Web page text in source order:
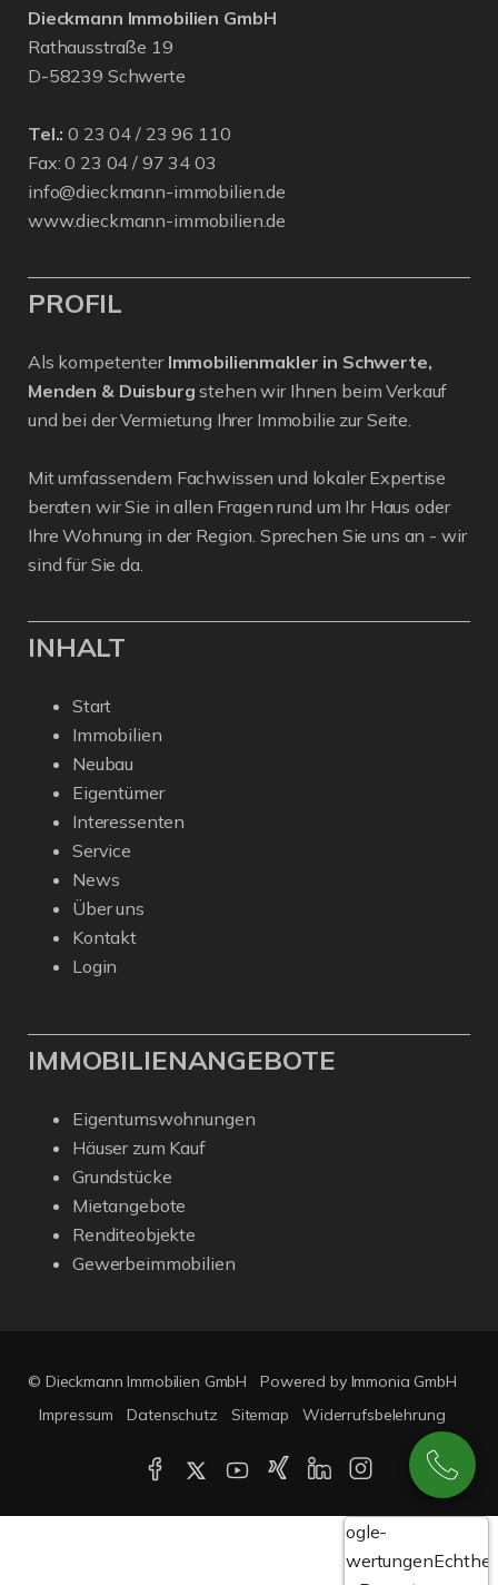
Dieckmann Immobilien GmbH
Rathausstraße 19
D-58239 Schwerte
Tel.: 0 23 04 / 23 96 110
Fax: 0 23 04 / 97 34 03
info@dieckmann-immobilien.de
www.dieckmann-immobilien.de
PROFIL
Als kompetenter Immobilienmakler in Schwerte,
Menden & Duisburg stehen wir Ihnen beim Verkauf
und bei der Vermietung Ihrer Immobilie zur Seite.
Mit umfassendem Fachwissen und lokaler Expertise
beraten wir Sie in allen Fragen rund um Ihr Haus oder
Ihre Wohnung in der Region. Sprechen Sie uns an - wir
sind für Sie da.
INHALT
Start
Immobilien
Neubau
Eigentümer
Interessenten
Service
News
Über uns
Kontakt
Login
IMMOBILIENANGEBOTE
Eigentumswohnungen
Häuser zum Kauf
Grundstücke
Mietangebote
Renditeobjekte
Gewerbeimmobilien
© Dieckmann Immobilien GmbH
Powered by Immonia GmbH
Impressum
Datenschutz Sitemap Widerrufsbelehrung
Google-
Bewertungen